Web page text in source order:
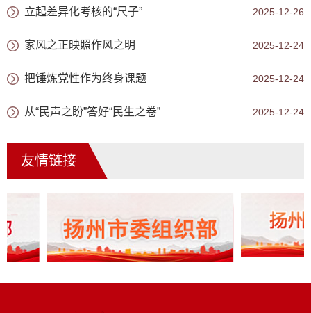
2025-12-26
立起差异化考核的“尺子”
2025-12-24
家风之正映照作风之明
2025-12-24
把锤炼党性作为终身课题
2025-12-24
从“民声之盼”答好“民生之卷”
友情链接